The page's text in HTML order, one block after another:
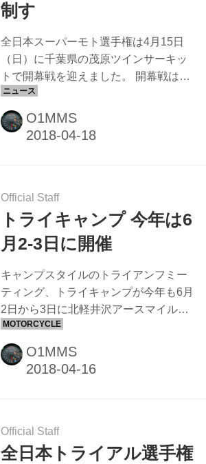
Kawas...
制す
全日本スーパーモト選手権は4月15日
（日）に千葉県の茂原ツインサーキッ
トで開幕戦を迎えました。 開幕戦はロ
ードレースJSB1000に参戦する日浦大
治朗選手が完全優勝 開幕戦ではスーパ
ーモト選手権の最高峰クラスS1 PRO
場。日浦選手は2ヒート共にトップでゴ
ールし完全優勝を飾りました。 レース
当日は、夜明け前から強風と雨が降る
天候となり、決勝グリッドを決めるタ
コンディション。決勝ヒート1は、ダー
トセクションを省いたフルターマック
で行われました。 午後...
O1MMS
Official Staff
トライキャンプ 今年は6
月2-3日に開催
キャンプスタイルのトライアンフミー
ティング、トライキャンプが今年も6月
2日から3日に北軽井沢アースマイルビ
レッジにて開催されます。 イベントも
盛り沢山 ROAD TEST RIDEING New
Tigerシリーズ、スピードマスター、ス
んによるオフロードのライディングス
クール１回先着１０名 ①１２：００－
O1MMS
Official Staff
全日本トライアル選手権